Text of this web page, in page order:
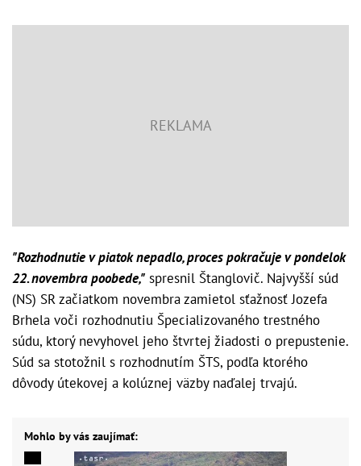
"Rozhodnutie v piatok nepadlo, proces pokračuje v pondelok
22. novembra poobede," spresnil Štanglovič. Najvyšší súd
(NS) SR začiatkom novembra zamietol sťažnosť Jozefa
Brhela voči rozhodnutiu Špecializovaného trestného
súdu, ktorý nevyhovel jeho štvrtej žiadosti o prepustenie.
Súd sa stotožnil s rozhodnutím ŠTS, podľa ktorého
dôvody útekovej a kolúznej väzby naďalej trvajú.
Mohlo by vás zaujímať: